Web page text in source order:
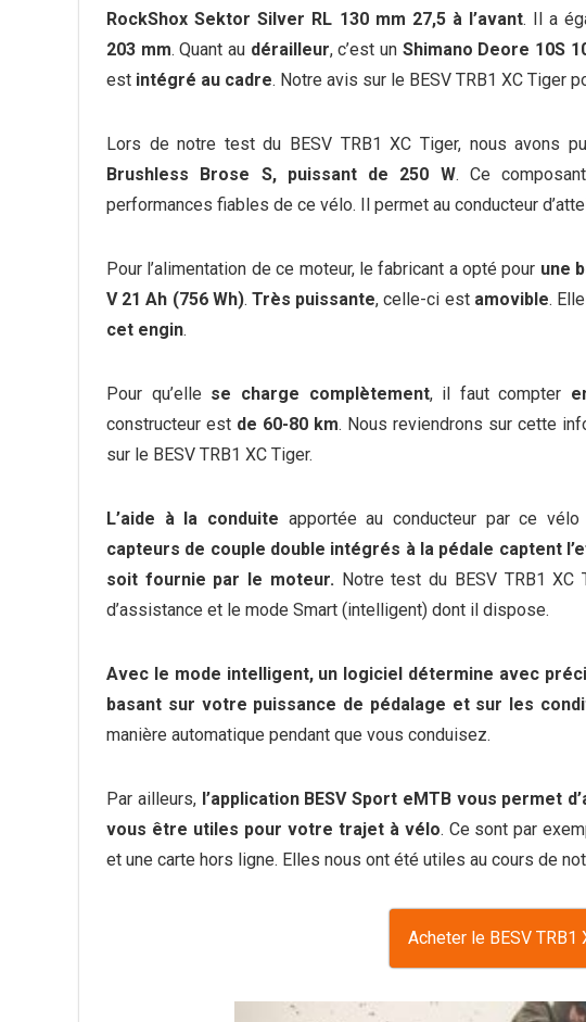
RockShox Sektor Silver RL 130 mm 27,5 à l’avant. Il a
203 mm. Quant au dérailleur, c’est un Shimano Deore 10S
est intégré au cadre. Notre avis sur le BESV TRB1 XC Tiger
Lors de notre test du BESV TRB1 XC Tiger, nous avons
Brushless Brose S, puissant de 250 W. Ce
performances fiables de ce vélo. Il permet au conducteur
Pour l’alimentation de ce moteur, le fabricant a opté pour une
V 21 Ah (756 Wh).Très puissante, celle-ci est amovible.
cet engin.
Pour qu’elle se charge complètement, il faut compter
constructeur est de 60-80 km. Nous reviendrons sur cette
sur le BESV TRB1 XC Tiger.
L’aide à la conduite apportée au conducteur par ce vélo
capteurs de couple double intégrés à la pédale captent
soit fournie par le moteur.Notre test du BESV TRB1 XC
d’assistance et le mode Smart (intelligent) dont il dispose.
Avec le mode intelligent, un logiciel détermine avec
basant sur votre puissance de pédalage et sur les
manière automatique pendant que vous conduisez.
Par ailleurs, l’application BESV Sport eMTB vous permet
vous être utiles pour votre trajet à vélo. Ce sont par
et une carte hors ligne. Elles nous ont été utiles au cours de
Acheter le BESV TRB1